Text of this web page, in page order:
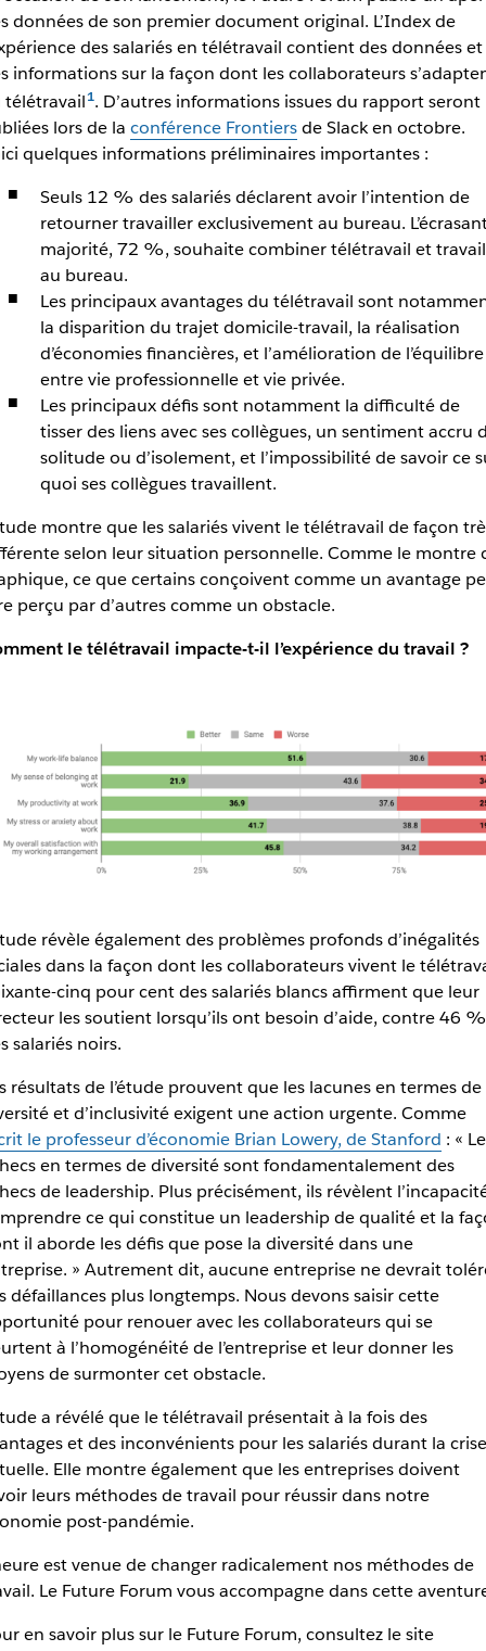
données de son premier document original. L’Index de
des salariés en télétravail contient des données et
informations sur la façon dont les collaborateurs
télétravail . D’autres informations issues du rapport seront
lors de la conférence Frontiersde Slack en octobre.
quelques informations préliminaires importantes :
Seuls 12 % des salariés déclarent avoir l’intention de
retourner travailler exclusivement au bureau.
majorité, 72 %, souhaite combiner télétravail et travail
au bureau.
Les principaux avantages du télétravail sont
la disparition du trajet domicile-travail, la réalisation
d’économies financières, et l’amélioration de l’équilibre
entre vie professionnelle et vie privée.
Les principaux défis sont notamment la difficulté de
tisser des liens avec ses collègues, un sentiment accru
solitude ou d’isolement, et l’impossibilité de savoir ce
quoi ses collègues travaillent.
montre que les salariés vivent le télétravail de façon
selon leur situation personnelle. Comme le montre
ce que certains conçoivent comme un avantage
perçu par d’autres comme un obstacle.
le télétravail impacte-t-il l’expérience du travail ?
révèle également des problèmes profonds d’inégalités
dans la façon dont les collaborateurs vivent le
cinq pour cent des salariés blancs affirment que leur
les soutient lorsqu’ils ont besoin d’aide, contre 46 %
salariés noirs.
résultats de l’étude prouvent que les lacunes en termes de
et d’inclusivité exigent une action urgente. Comme
le professeur d’économie Brian Lowery, de Stanford : «
en termes de diversité sont fondamentalement des
de leadership. Plus précisément, ils révèlent
ce qui constitue un leadership de qualité et la
il aborde les défis que pose la diversité dans une
» Autrement dit, aucune entreprise ne devrait
défaillances plus longtemps. Nous devons saisir cette
pour renouer avec les collaborateurs qui se
à l’homogénéité de l’entreprise et leur donner les
de surmonter cet obstacle.
a révélé que le télétravail présentait à la fois des
et des inconvénients pour les salariés durant la crise
Elle montre également que les entreprises doivent
leurs méthodes de travail pour réussir dans notre
post-pandémie.
est venue de changer radicalement nos méthodes de
Le Future Forum vous accompagne dans cette
en savoir plus sur le Future Forum, consultez le site